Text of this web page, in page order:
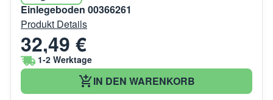
Einlegeboden 00366261
Produkt Details
32,49 €
1-2 Werktage
IN DEN WARENKORB